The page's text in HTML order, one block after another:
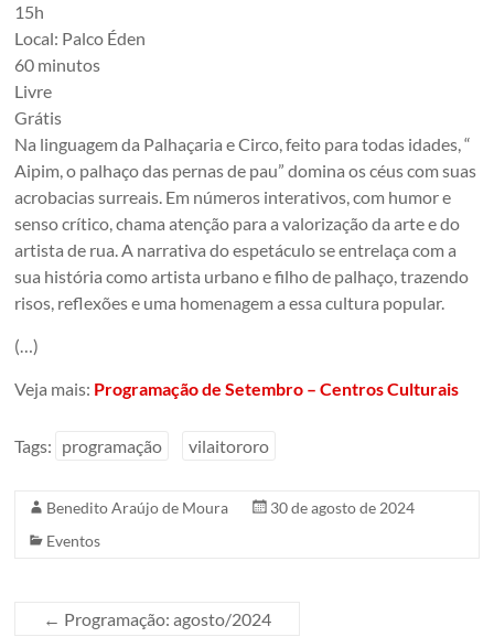
15h
Local: Palco Éden
60 minutos
Livre
Grátis
Na linguagem da Palhaçaria e Circo, feito para todas idades, “
Aipim, o palhaço das pernas de pau” domina os céus com suas
acrobacias surreais. Em números interativos, com humor e
senso crítico, chama atenção para a valorização da arte e do
artista de rua. A narrativa do espetáculo se entrelaça com a
sua história como artista urbano e filho de palhaço, trazendo
risos, reflexões e uma homenagem a essa cultura popular.
(…)
Veja mais: Programação de Setembro – Centros Culturais
Tags: programação vilaitororo
Benedito Araújo de Moura
30 de agosto de 2024
Eventos
← Programação: agosto/2024